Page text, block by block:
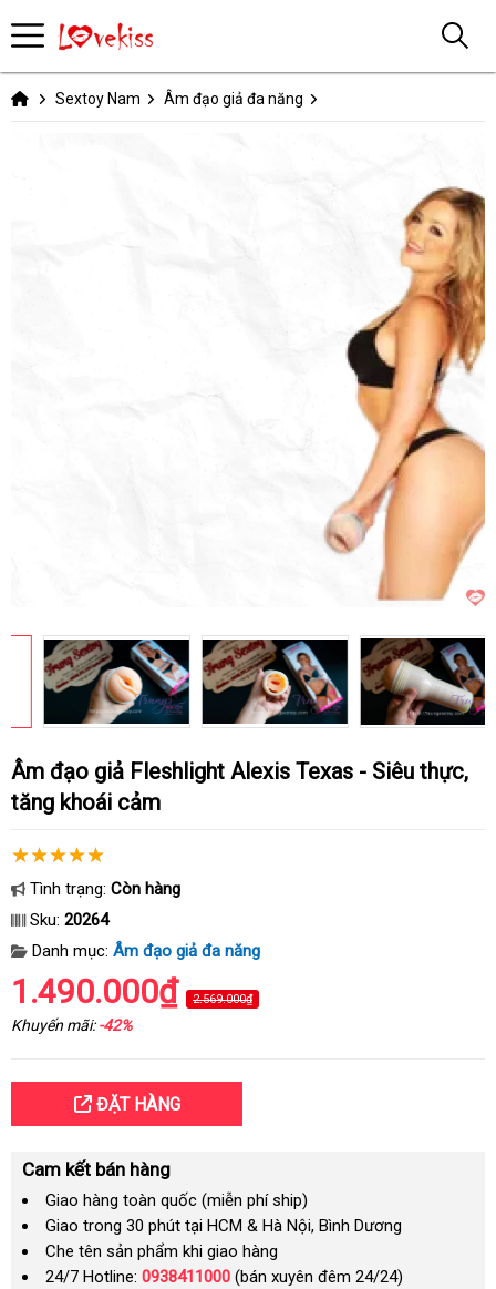
Sextoy Nam Âm đạo giả đa năng
Âm đạo giả Fleshlight Alexis Texas - Siêu thực,
tăng khoái cảm
Tình trạng: Còn hàng
Sku: 20264
Danh mục: Âm đạo giả đa năng
1.490.000₫ 2.569.000₫
Khuyến mãi:-42%
ĐẶT HÀNG
Cam kết bán hàng
Giao hàng toàn quốc (miễn phí ship)
Giao trong 30 phút tại HCM & Hà Nội, Bình Dương
Che tên sản phẩm khi giao hàng
24/7 Hotline: 0938411000 (bán xuyên đêm 24/24)